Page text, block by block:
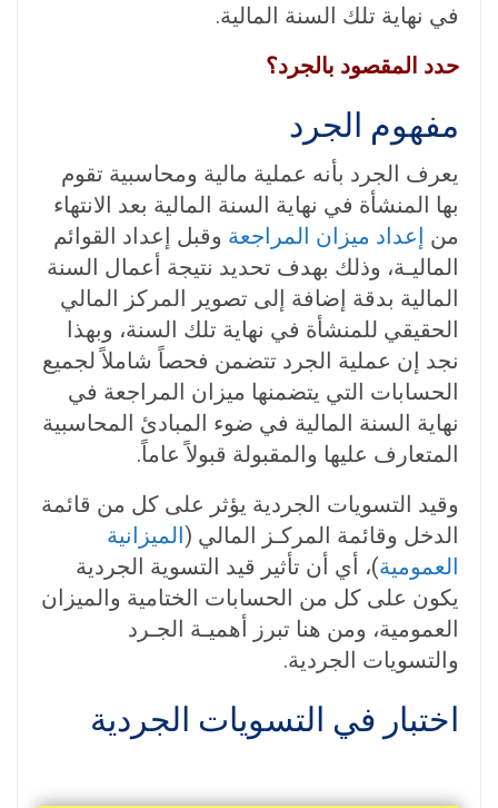
في نهاية تلك السنة المالية.
حدد المقصود بالجرد؟
مفهوم الجرد
يعرف الجرد بأنه عملية مالية ومحاسبية تقوم
بها المنشأة في نهاية السنة المالية بعد الانتهاء
من إعداد ميزان المراجعة وقبل إعداد القوائم
الماليـة، وذلك بهدف تحديد نتيجة أعمال السنة
المالية بدقة إضافة إلى تصوير المركز المالي
الحقيقي للمنشأة في نهاية تلك السنة، وبهذا
نجد إن عملية الجرد تتضمن فحصاً شاملاً لجميع
الحسابات التي يتضمنها ميزان المراجعة في
نهاية السنة المالية في ضوء المبادئ المحاسبية
المتعارف عليها والمقبولة قبولاً عاماً.
وقيد التسويات الجردية يؤثر على كل من قائمة
الدخل وقائمة المركـز المالي (الميزانية
العمومية)، أي أن تأثير قيد التسوية الجردية
يكون على كل من الحسابات الختامية والميزان
العمومية، ومن هنا تبرز أهميـة الجـرد
والتسويات الجردية.
اختبار في التسويات الجردية